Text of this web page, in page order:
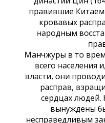
правившие
кровавых
народным
Манчжуры в то
всего населения
власти, они
расправ,
сердцах
вынуждены
несправедливым